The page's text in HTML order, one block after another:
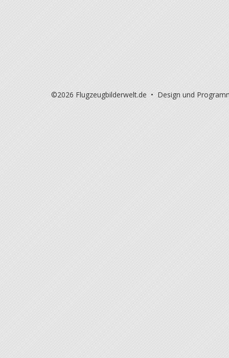
©2026 Flugzeugbilderwelt.de • Design und